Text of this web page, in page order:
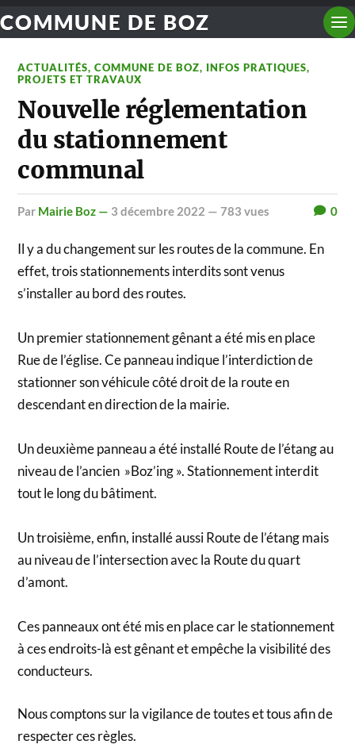
COMMUNE DE BOZ
ACTUALITÉS,COMMUNE DE BOZ, INFOS PRATIQUES,
PROJETS ET TRAVAUX
Nouvelle réglementation
du stationnement
communal
par Mairie Boz — 3 décembre 2022 — 783 vues 0
Il y a du changement sur les routes de la commune. En
effet, trois stationnements interdits sont venus
s’installer au bord des routes.
Un premier stationnement gênant a été mis en place
Rue de l’église. Ce panneau indique l’interdiction de
stationner son véhicule côté droit de la route en
descendant en direction de la mairie.
Un deuxième panneau a été installé Route de l’étang au
niveau de l’ancien »Boz’ing ». Stationnement interdit
tout le long du bâtiment.
Un troisième, enfin, installé aussi Route de l’étang mais
au niveau de l’intersection avec la Route du quart
d’amont.
Ces panneaux ont été mis en place car le stationnement
à ces endroits-là est gênant et empêche la visibilité des
conducteurs.
Nous comptons sur la vigilance de toutes et tous afin de
respecter ces règles.